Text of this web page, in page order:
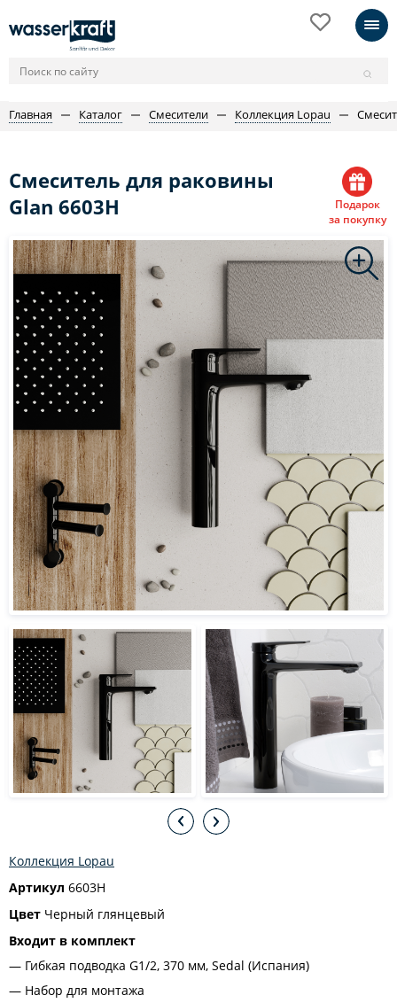
Главная Каталог Смесители Коллекция Lopau
Смеситель для раковины
Glan 6603H
Подарок
за покупку
Коллекция Lopau
Артикул 6603H
Цвет Черный глянцевый
Входит в комплект
Гибкая подводка G1/2, 370 мм, Sedal (Испания)
Набор для монтажа